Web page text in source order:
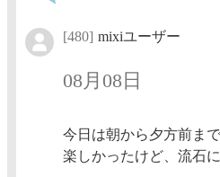
[480] mixiユーザー
08月08日
今日は朝から夕方前ま
楽しかったけど、流石